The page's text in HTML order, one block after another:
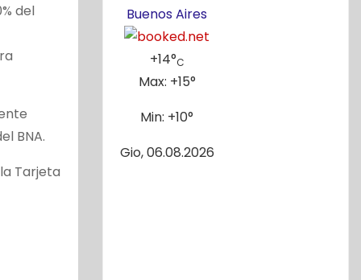
del
BNA.
Tarjeta
Buenos Aires
+14°C
Max: +15°
Min: +10°
Gio, 06.08.2026